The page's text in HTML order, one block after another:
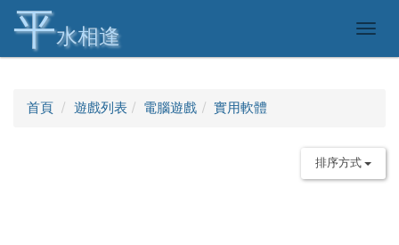
平水相逢
首頁 遊戲列表 電腦遊戲 實用軟體
排序方式